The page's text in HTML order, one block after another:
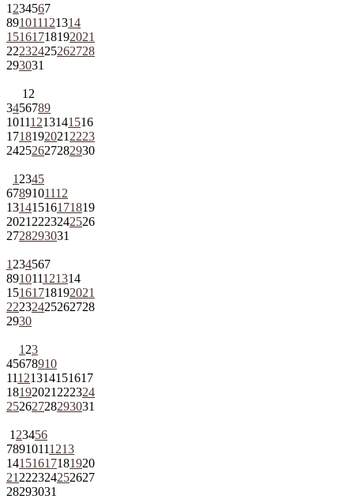
1 234567
891011121314
15161718192021
22232425262728
293031
1 2
3456789
10111213141516
1718192021 2223
24252627282930
1 2345
6789101112
13141516171819
2021 2223242526
2728293031
1 234567
891011121314
15161718192021
22232425262728
2930
1 23
45678910
11121314151617
18192021 222324
25262728293031
1 23456
78910111213
14151617181920
21 222324252627
28293031